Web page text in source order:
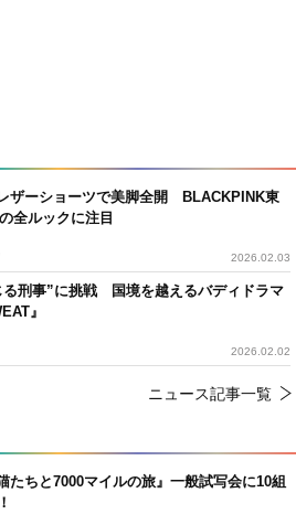
ザーショーツで美脚全開 BLACKPINK東
全ルックに注目
2026.02.03
る刑事”に挑戦 国境を越えるバディドラマ
』
2026.02.02
ニュース記事一覧
たちと7000マイルの旅』一般試写会に10組